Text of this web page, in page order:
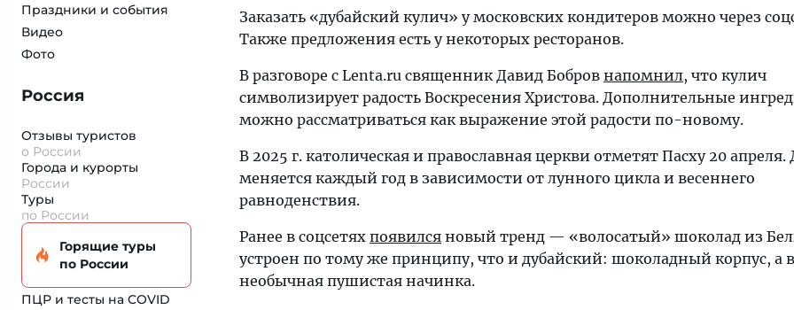
Праздники и события
Видео
Фото
Россия
Отзывы туристов
о России
Города и курорты
России
Туры
по России
Горящие туры
по России
ПЦР и тесты на COVID
Заказать «дубайский кулич» у московских кондитеров можно через
Также предложения есть у некоторых ресторанов.
В разговоре с Lenta.ru священник Давид Бобров напомнил, что кулич
символизирует радость Воскресения Христова. Дополнительные
можно рассматриваться как выражение этой радости по-новому.
В 2025 г. католическая и православная церкви отметят Пасху 20 апреля.
меняется каждый год в зависимости от лунного цикла и весеннего
равноденствия.
Ранее в соцсетях появился новый тренд — «волосатый» шоколад из
устроен по тому же принципу, что и дубайский: шоколадный корпус, а
необычная пушистая начинка.